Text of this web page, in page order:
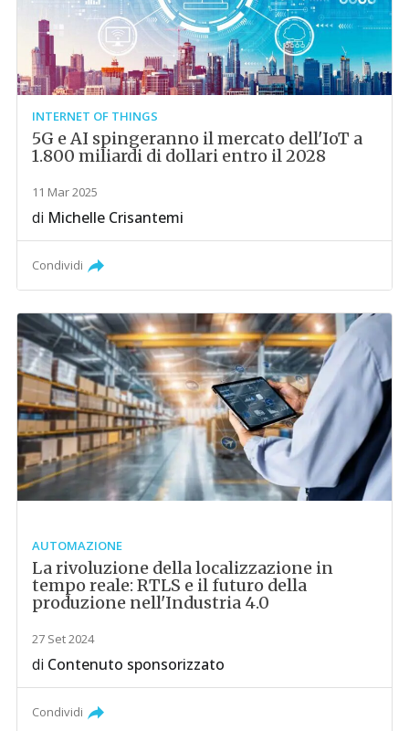
INTERNET OF THINGS
5G e AI spingeranno il mercato dell'IoT a
1.800 miliardi di dollari entro il 2028
11 Mar 2025
di Michelle Crisantemi
Condividi
AUTOMAZIONE
La rivoluzione della localizzazione in
tempo reale: RTLS e il futuro della
produzione nell'Industria 4.0
27 Set 2024
di Contenuto sponsorizzato
Condividi